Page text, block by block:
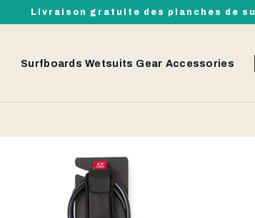
Livraison gratuite des planches de
Surfboards Wetsuits Gear Accessories